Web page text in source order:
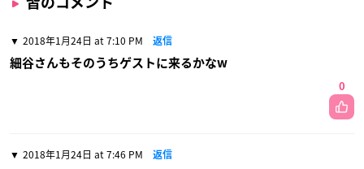
2018年1月24日 at 7:10 PM 返信
細谷さんもそのうちゲストに来るかなw
0
2018年1月24日 at 7:46 PM 返信